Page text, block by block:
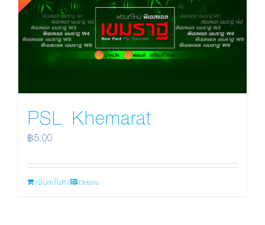
PSL Khemarat
฿5.00
เพิ่มลงในตะกร้าDetails